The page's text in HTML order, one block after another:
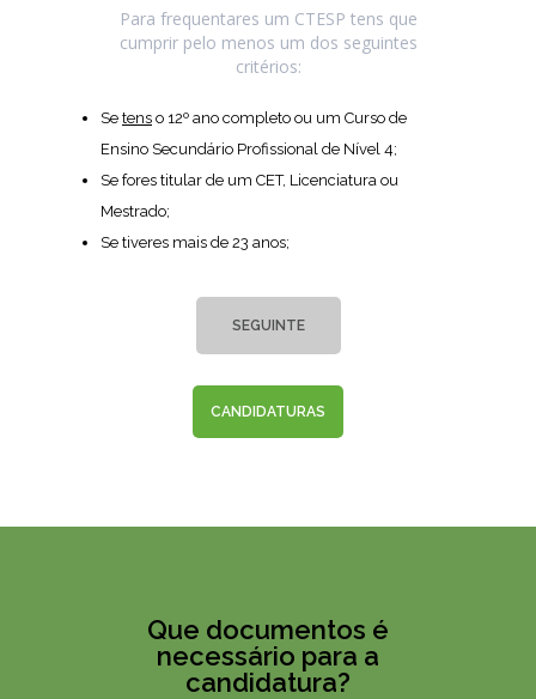
Para frequentares um CTESP tens que
cumprir pelo menos um dos seguintes
critérios:
Se tens o 12º ano completo ou um Curso de
Ensino Secundário Profissional de Nível 4;
Se fores titular de um CET, Licenciatura ou
Mestrado;
Se tiveres mais de 23 anos;
SEGUINTE
CANDIDATURAS
Que documentos é
necessário para a
candidatura?